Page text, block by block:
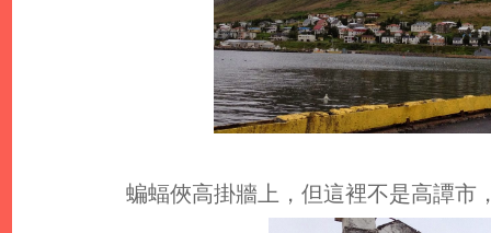
蝙蝠俠高掛牆上，但這裡不是高譚市